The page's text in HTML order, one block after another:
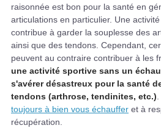
raisonnée est bon pour la santé en
articulations en particulier. Une
contribue à garder la souplesse des
ainsi que des tendons. Cependant,
peuvent au contraire contribuer à les
une activité sportive sans un
s'avérer désastreux pour la santé
tendons (arthrose, tendinites, etc.)
toujours à bien vous échauffer et à
récupération.